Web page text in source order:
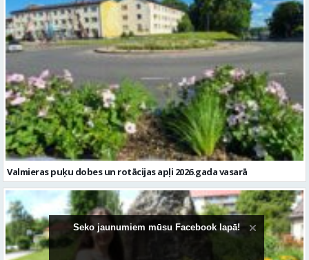
Valmieras puķu dobes un rotācijas apļi 2026.gada vasarā
Seko jaunumiem mūsu Facebook lapā!